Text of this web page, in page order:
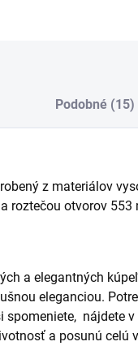
Podobné (15)
z materiálov
roztečou otvorov 553
a elegantných
eleganciou.
spomeniete, nájdete
a posunú celú